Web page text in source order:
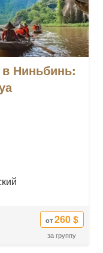
Ниньбинь:
от 260 $
за группу